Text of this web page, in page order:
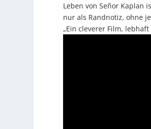
Leben von Señor Kaplan
nur als Randnotiz, ohne
„Ein cleverer Film,